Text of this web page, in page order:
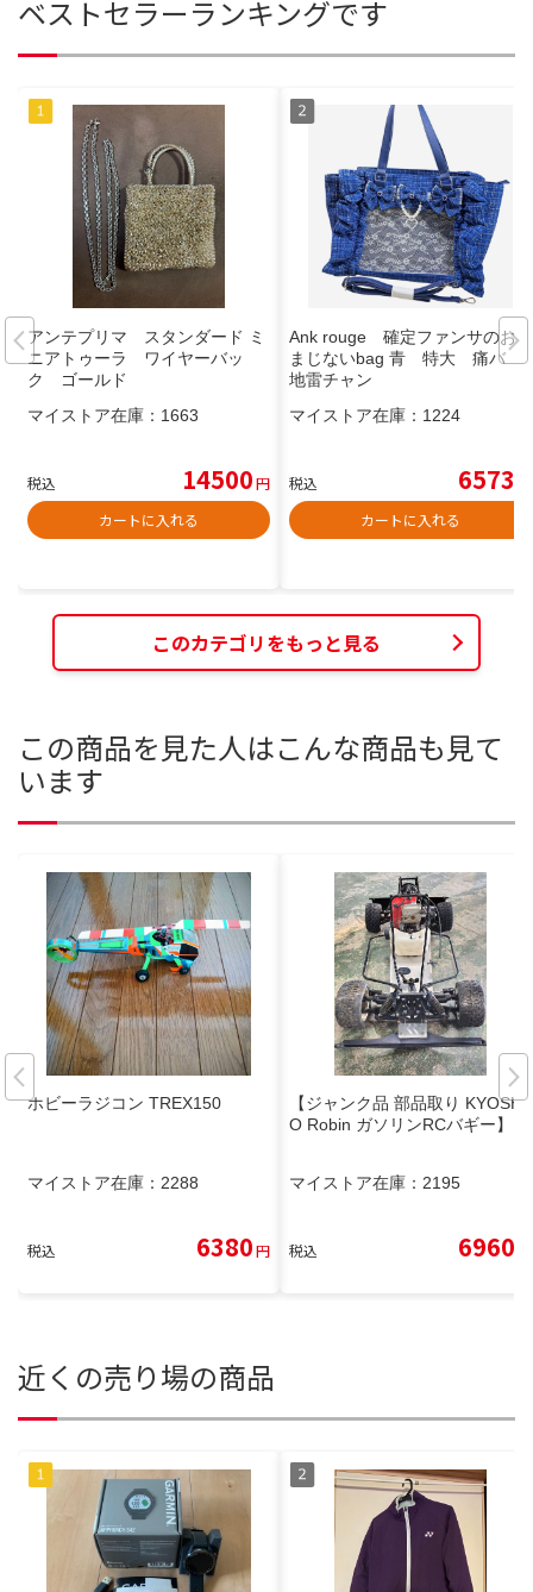
ベストセラーランキングです
アンテプリマ スタンダード ミ
ニアトゥーラ ワイヤーバッ
ク ゴールド
マイストア在庫： 1663
税込 14500円
カートに入れる
Ank rouge 確定ファンサのお
まじないbag 青 特大 痛バ
地雷チャン
マイストア在庫： 1224
税込 6573
カートに入れる
このカテゴリをもっと見る
この商品を見た人はこんな商品も見て
います
ホビーラジコン TREX150
マイストア在庫： 2288
税込 6380円
【ジャンク品 部品取り KYOSH
O Robin ガソリンRCバギー】
マイストア在庫： 2195
税込 6960
近くの売り場の商品